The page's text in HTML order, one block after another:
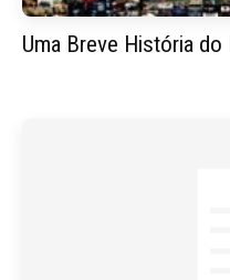
Uma Breve História